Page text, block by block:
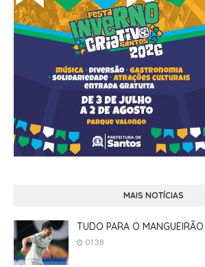
MAIS NOTÍCIAS
TUDO PARA O MANGUEIRÃO
01:38